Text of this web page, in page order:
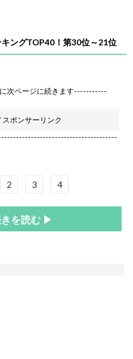
ングTOP40！第30位～21位
次ページに続きます-----------
スポンサーリンク
2 3 4
を読む ▶